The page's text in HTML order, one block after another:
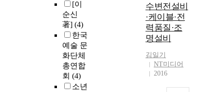
[이
순신
著] (4)
한국
예술 문
화단체
총연합
회 (4)
소년
수변전설비
·케이블·전
력품질·조
명설비
김일기
NT미디어
2016